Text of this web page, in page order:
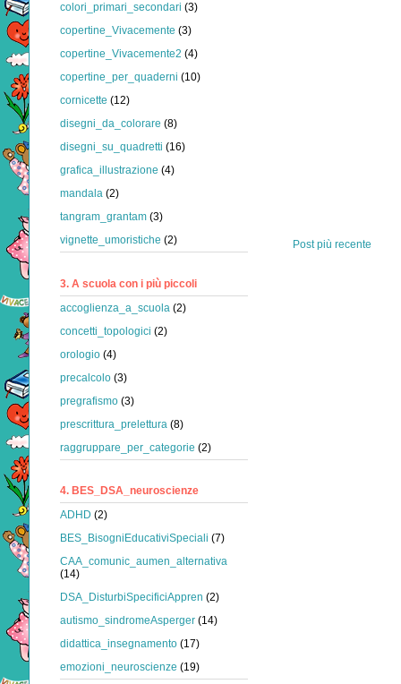
Post più recente
colori_primari_secondari (3)
copertine_Vivacemente (3)
copertine_Vivacemente2 (4)
copertine_per_quaderni (10)
cornicette (12)
disegni_da_colorare (8)
disegni_su_quadretti (16)
grafica_illustrazione (4)
mandala (2)
tangram_grantam (3)
vignette_umoristiche (2)
3. A scuola con i più piccoli
accoglienza_a_scuola (2)
concetti_topologici (2)
orologio (4)
precalcolo (3)
pregrafismo (3)
prescrittura_prelettura (8)
raggruppare_per_categorie (2)
4. BES_DSA_neuroscienze
ADHD (2)
BES_BisogniEducativiSpeciali (7)
CAA_comunic_aumen_alternativa
(14)
DSA_DisturbiSpecificiAppren (2)
autismo_sindromeAsperger (14)
didattica_insegnamento (17)
emozioni_neuroscienze (19)